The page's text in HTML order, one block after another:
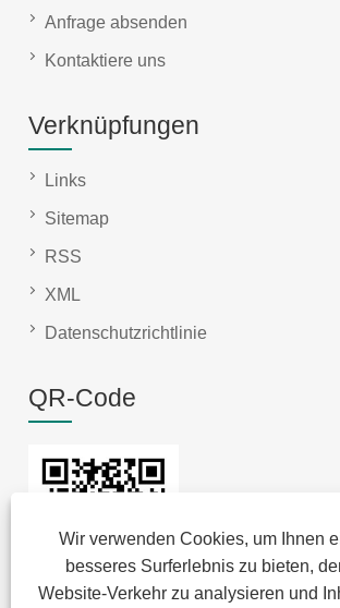
Wir verwenden Cookies, um Ihnen
besseres Surferlebnis zu bieten,
Website-Verkehr zu analysieren und
Anfrage absenden
Kontaktiere uns
Verknüpfungen
Links
Sitemap
RSS
XML
Datenschutzrichtlinie
QR-Code